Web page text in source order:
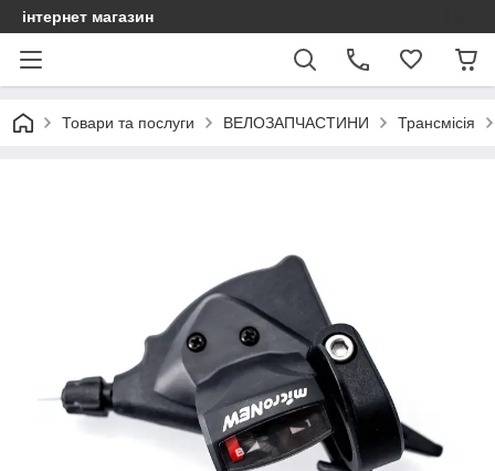
інтернет магазин
Товари та послуги ВЕЛОЗАПЧАСТИНИ Трансмісія